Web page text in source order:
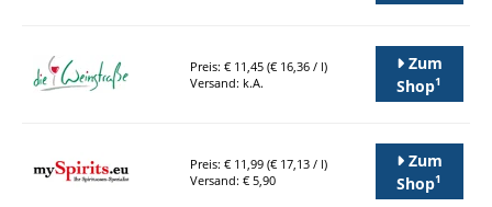
Preis: € 11,45 (€ 16,36 / l)
Versand: k.A.
Zum
Shop1
Preis: € 11,99 (€ 17,13 / l)
Versand: € 5,90
Zum
Shop1